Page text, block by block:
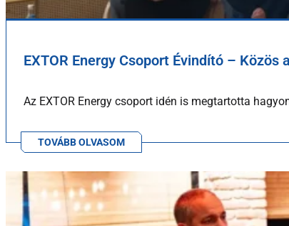
EXTOR Energy Csoport Évindító – Közös
Az EXTOR Energy csoport idén is megtartotta
TOVÁBB OLVASOM